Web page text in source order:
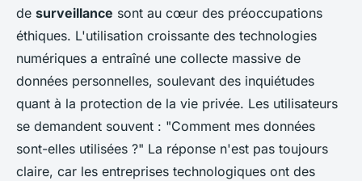
de surveillance sont au cœur des préoccupations
éthiques. L'utilisation croissante des technologies
numériques a entraîné une collecte massive de
données personnelles, soulevant des inquiétudes
quant à la protection de la vie privée. Les utilisateurs
se demandent souvent : "Comment mes données
sont-elles utilisées ?" La réponse n'est pas toujours
claire, car les entreprises technologiques ont des